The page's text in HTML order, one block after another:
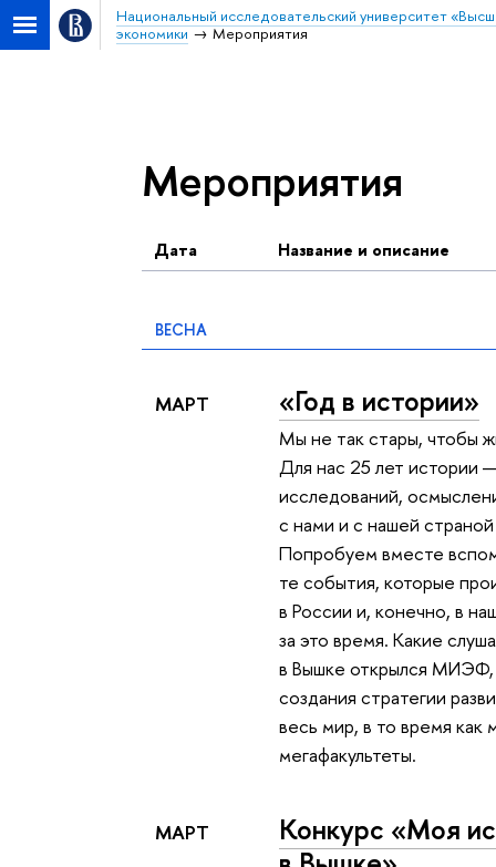
Национальный исследовательский университет
экономики
Мероприятия
Мероприятия
Дата Название и описание
ВЕСНА
МАРТ «Год в истории»
Мы не так стары, чтобы
Для нас 25 лет истории
исследований,
с нами и с нашей
Попробуем вместе
те события, которые
в России и, конечно, в
за это время. Какие
в Вышке открылся МИЭФ,
создания стратегии
весь мир, в то время
мегафакультеты.
МАРТ
Конкурс «Моя